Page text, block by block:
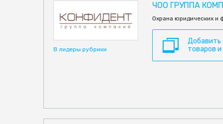
В лидеры рубрики
ЧОО ГРУППА
Охрана юридических и
Добавить
товаров и